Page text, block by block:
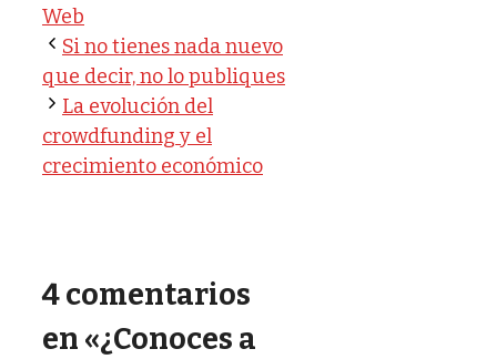
Web
Si no tienes nada nuevo
que decir, no lo publiques
La evolución del
crowdfunding y el
crecimiento económico
4 comentarios
en «¿Conoces a